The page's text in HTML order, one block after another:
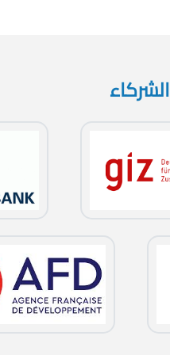
الشركاء